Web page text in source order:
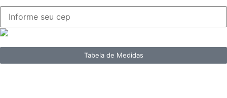
Tabela de Medidas